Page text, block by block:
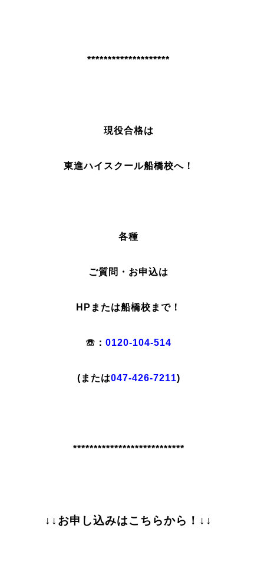
********************
現役合格は
東進ハイスクール船橋校へ！
各種
ご質問・お申込は
HPまたは船橋校まで！
☏：0120-104-514
(または047-426-7211)
***************************
↓↓お申し込みはこちらから！↓↓